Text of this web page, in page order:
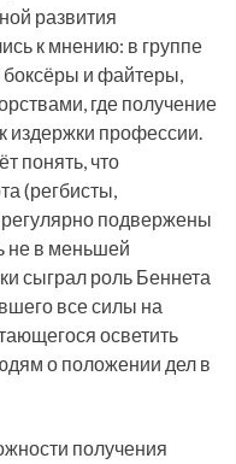
развития
к мнению: в группе
боксёры и файтеры,
где получение
издержки профессии.
понять, что
(регбисты,
подвержены
не в меньшей
сыграл роль Беннета
все силы на
осветить
о положении дел в
получения